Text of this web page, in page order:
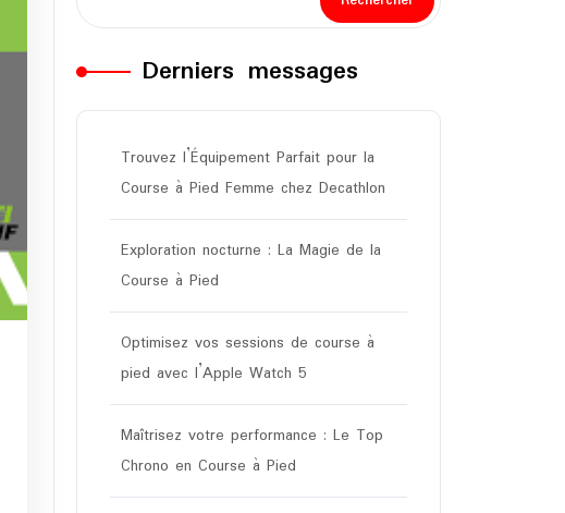
Derniers messages
Trouvez l’Équipement Parfait pour la
Course à Pied Femme chez Decathlon
Exploration nocturne : La Magie de la
Course à Pied
Optimisez vos sessions de course à
pied avec l’Apple Watch 5
Maîtrisez votre performance : Le Top
Chrono en Course à Pied